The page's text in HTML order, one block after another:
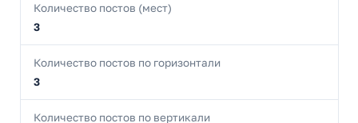
Количество постов (мест)
3
Количество постов по горизонтали
3
Количество постов по вертикали